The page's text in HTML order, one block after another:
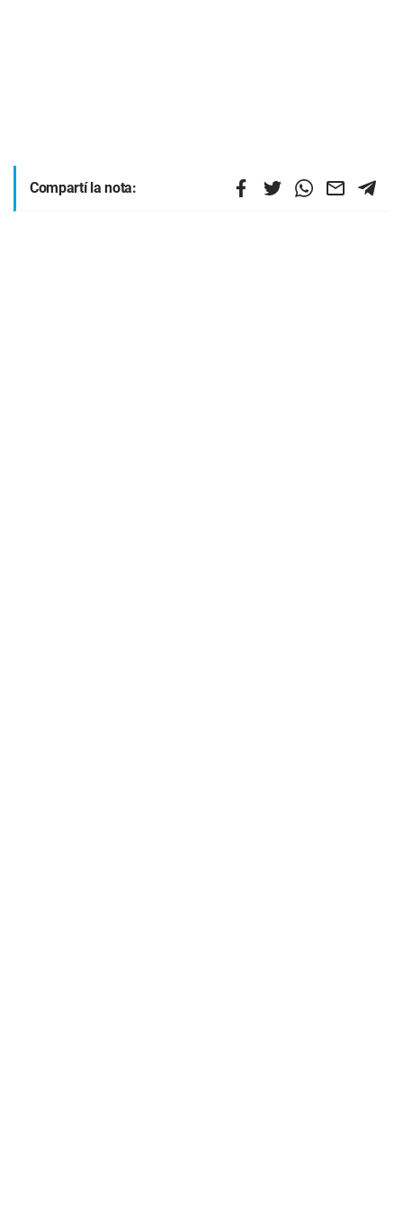
Compartí la nota: